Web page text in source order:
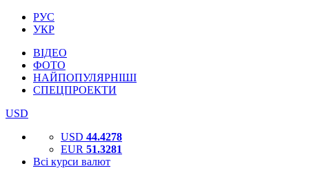
РУС
УКР
ВІДЕО
ФОТО
НАЙПОПУЛЯРНІШІ
СПЕЦПРОЕКТИ
USD
USD 44.4278
EUR 51.3281
Всі курси валют